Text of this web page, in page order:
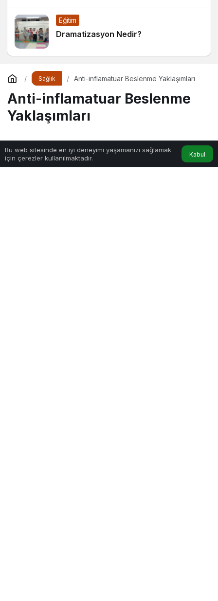
Alışkanlıklar
Eğitim
Dramatizasyon Nedir?
Sağlık Anti-inflamatuar Beslenme Yaklaşımları
Anti-inflamatuar Beslenme
Yaklaşımları
Sihirtarafından yayınlandı
6dk, 40sn
Bu web sitesinde en iyi deneyimi yaşamanızı sağlamak
için çerezler kullanılmaktadır.
Kabul